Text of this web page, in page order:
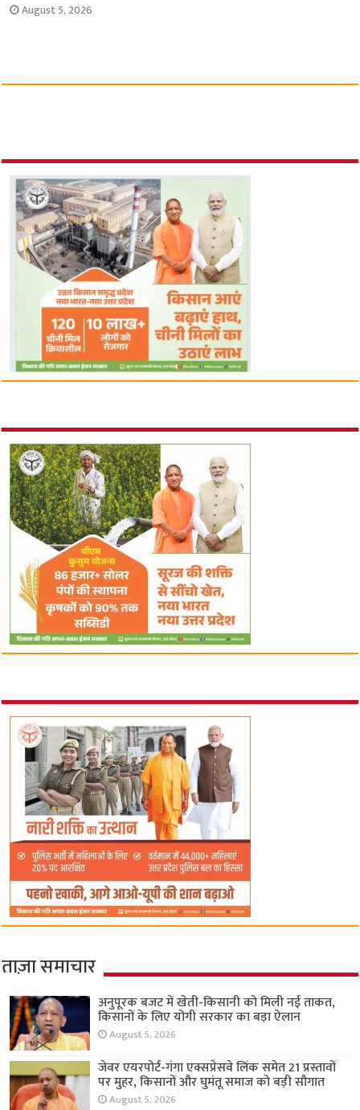
August 5, 2026
ताज़ा समाचार
अनुपूरक बजट में खेती-किसानी को मिली नई ताकत,
किसानों के लिए योगी सरकार का बड़ा ऐलान
August 5, 2026
जेवर एयरपोर्ट-गंगा एक्सप्रेसवे लिंक समेत 21 प्रस्तावों
पर मुहर, किसानों और घुमंतू समाज को बड़ी सौगात
August 5, 2026